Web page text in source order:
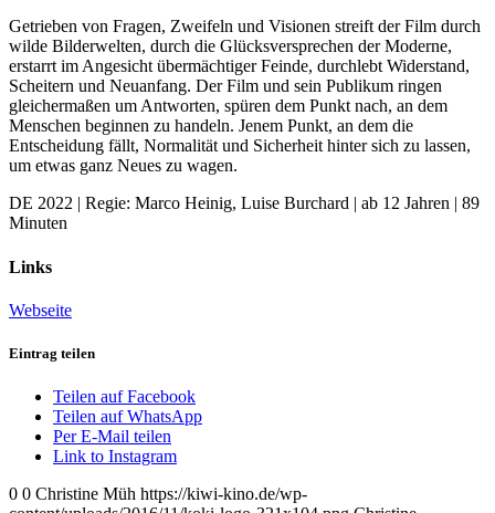
Getrieben von Fragen, Zweifeln und Visionen streift der Film durch
wilde Bilderwelten, durch die Glücksversprechen der Moderne,
erstarrt im Angesicht übermächtiger Feinde, durchlebt Widerstand,
Scheitern und Neuanfang. Der Film und sein Publikum ringen
gleichermaßen um Antworten, spüren dem Punkt nach, an dem
Menschen beginnen zu handeln. Jenem Punkt, an dem die
Entscheidung fällt, Normalität und Sicherheit hinter sich zu lassen,
um etwas ganz Neues zu wagen.
DE 2022 | Regie: Marco Heinig, Luise Burchard | ab 12 Jahren | 89
Minuten
Links
Webseite
Eintrag teilen
Teilen auf Facebook
Teilen auf WhatsApp
Per E-Mail teilen
Link to Instagram
0 0 Christine Müh https://kiwi-kino.de/wp-